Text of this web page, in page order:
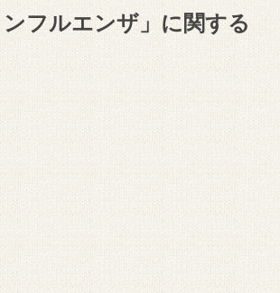
フルエンザ」に関する